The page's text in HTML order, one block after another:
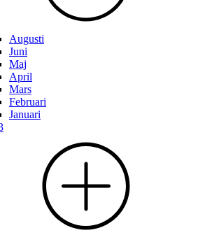
Augusti
Juni
Maj
April
Mars
Februari
Januari